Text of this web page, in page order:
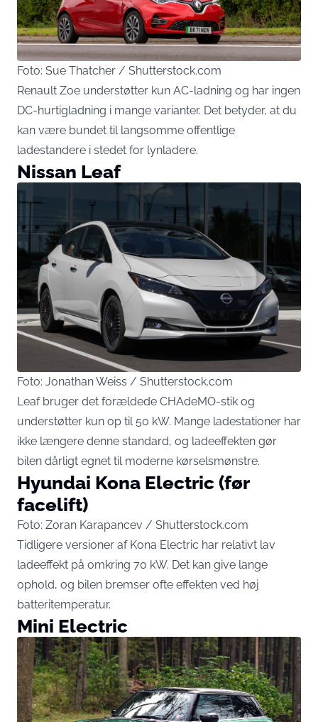
Foto: Sue Thatcher / Shutterstock.com
Renault Zoe understøtter kun AC-ladning og har ingen
DC-hurtigladning i mange varianter. Det betyder, at du
kan være bundet til langsomme offentlige
ladestandere i stedet for lynladere.
Nissan Leaf
Foto: Jonathan Weiss / Shutterstock.com
Leaf bruger det forældede CHAdeMO-stik og
understøtter kun op til 50 kW. Mange ladestationer har
ikke længere denne standard, og ladeeffekten gør
bilen dårligt egnet til moderne kørselsmønstre.
Hyundai Kona Electric (før
facelift)
Foto: Zoran Karapancev / Shutterstock.com
Tidligere versioner af Kona Electric har relativt lav
ladeeffekt på omkring 70 kW. Det kan give lange
ophold, og bilen bremser ofte effekten ved høj
batteritemperatur.
Mini Electric